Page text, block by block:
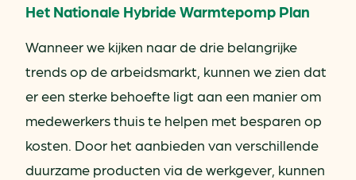
Het Nationale Hybride Warmtepomp Plan
Wanneer we kijken naar de drie belangrijke
trends op de arbeidsmarkt, kunnen we zien dat
er een sterke behoefte ligt aan een manier om
medewerkers thuis te helpen met besparen op
kosten. Door het aanbieden van verschillende
duurzame producten via de werkgever, kunnen